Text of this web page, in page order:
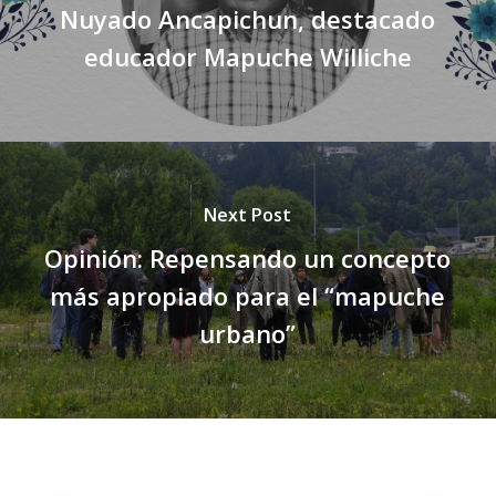
Nuyado Ancapichun, destacado
educador Mapuche Williche
Next Post
Opinión: Repensando un concepto
más apropiado para el “mapuche
urbano”